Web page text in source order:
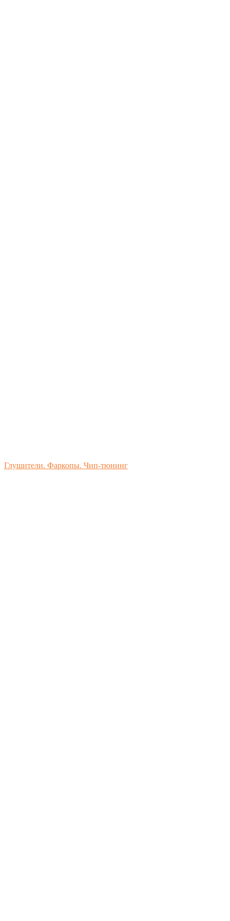
Глушители. Фаркопы. Чип-тюнинг